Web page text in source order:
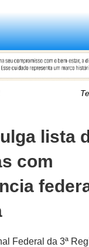
lista
com
Federal da 3ª